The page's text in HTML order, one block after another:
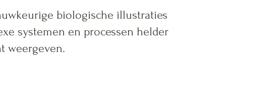
biologische illustraties
systemen en processen helder
weergeven.